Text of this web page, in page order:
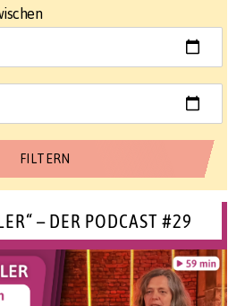
– DER PODCAST #29